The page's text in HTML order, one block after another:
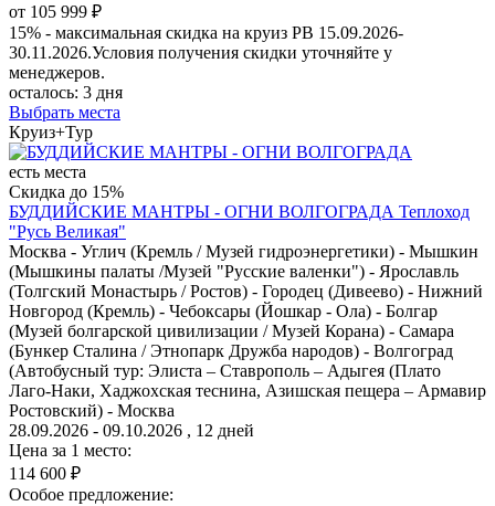
от 105 999 ₽
15% - максимальная скидка на круиз РВ 15.09.2026-
30.11.2026.Условия получения скидки уточняйте у
менеджеров.
осталось: 3 дня
Выбрать места
Круиз+Тур
есть места
Скидка до 15%
БУДДИЙСКИЕ МАНТРЫ - ОГНИ ВОЛГОГРАДА Теплоход
"Русь Великая"
Москва - Углич (Кремль / Музей гидроэнергетики) - Мышкин
(Мышкины палаты /Музей "Русские валенки") - Ярославль
(Толгский Монастырь / Ростов) - Городец (Дивеево) - Нижний
Новгород (Кремль) - Чебоксары (Йошкар - Ола) - Болгар
(Музей болгарской цивилизации / Музей Корана) - Самара
(Бункер Сталина / Этнопарк Дружба народов) - Волгоград
(Автобусный тур: Элиста – Ставрополь – Адыгея (Плато
Лаго-Наки, Хаджохская теснина, Азишская пещера – Армавир
Ростовский) - Москва
28.09.2026 - 09.10.2026 , 12 дней
Цена за 1 место:
114 600 ₽
Особое предложение: